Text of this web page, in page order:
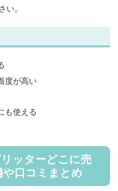
い。
度が高い
も使える
ッターどこに売
や口コミまとめ